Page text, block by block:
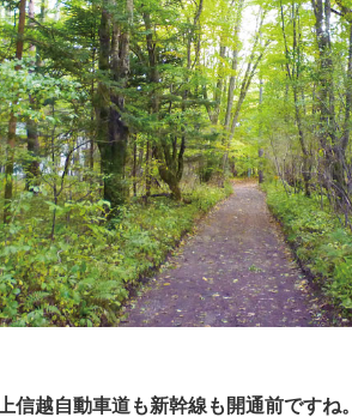
越自動車道も新幹線も開通前ですね。